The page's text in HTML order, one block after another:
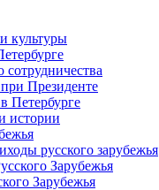
культуры
Президенте
Петербурге
истории
русского зарубежья
Зарубежья
Зарубежья